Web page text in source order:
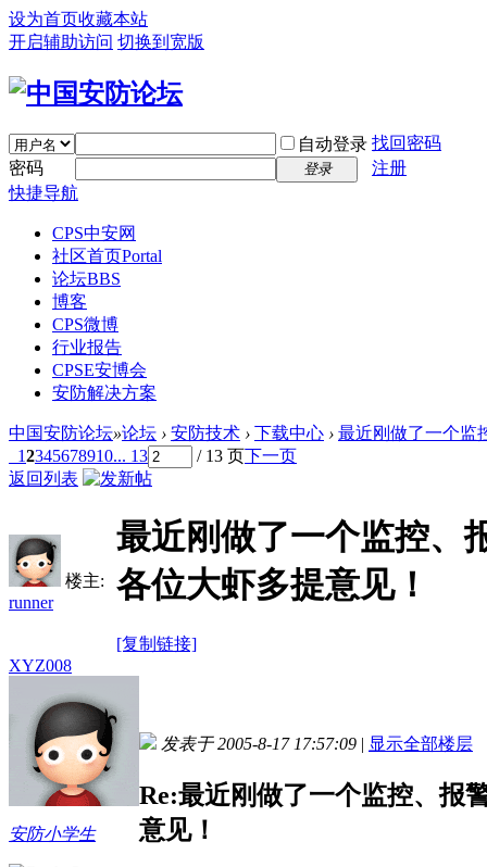
设为首页收藏本站
开启辅助访问 切换到宽版
自动登录 找回密码
密码
登录
注册
快捷导航
CPS中安网
社区首页Portal
论坛BBS
博客
CPS微博
行业报告
CPSE安博会
安防解决方案
中国安防论坛»论坛 › 安防技术 › 下载中心 › 最近刚做了一个监
12345678910... 13 / 13 页下一页
返回列表
楼主:
runner
最近刚做了一个监控、
各位大虾多提意见！
[复制链接]
XYZ008
安防小学生
发表于 2005-8-17 17:57:09 | 显示全部楼层
Re:最近刚做了一个监控、报
意见！